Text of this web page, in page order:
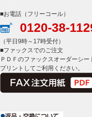
■お電話（フリーコール）
0120-38-
（平日9時～17時受付）
■ファックスでのご注文
ＰＤＦのファックスオーダーシー
プリントしてご利用ください。